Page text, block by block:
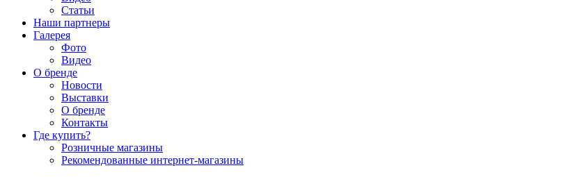
Статьи
Наши партнеры
Галерея
Фото
Видео
О бренде
Новости
Выставки
О бренде
Контакты
Где купить?
Розничные магазины
Рекомендованные интернет-магазины